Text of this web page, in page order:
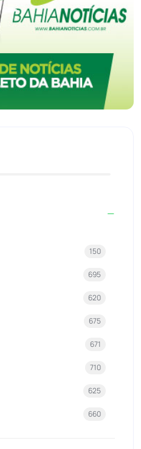
150
695
620
675
671
710
625
660